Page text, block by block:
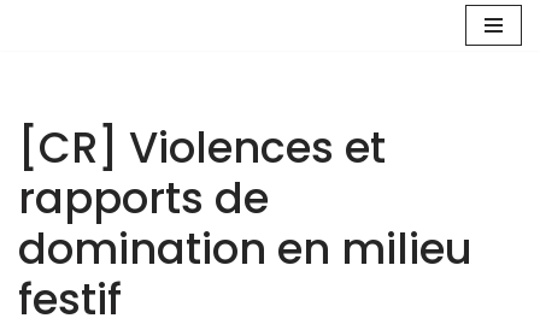
contenu
[CR] Violences et
rapports de
domination en milieu
festif